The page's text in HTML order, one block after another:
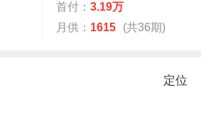
首付： 3.19万
月供： 1615 (共36期)
定位